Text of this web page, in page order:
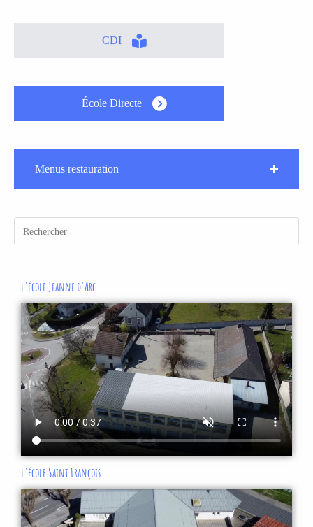
CDI
École Directe
Menus restauration
L'école Jeanne d'Arc
L'école Saint François